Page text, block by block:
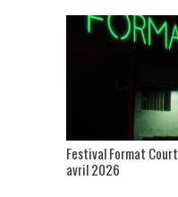
Festival Format
avril 2026